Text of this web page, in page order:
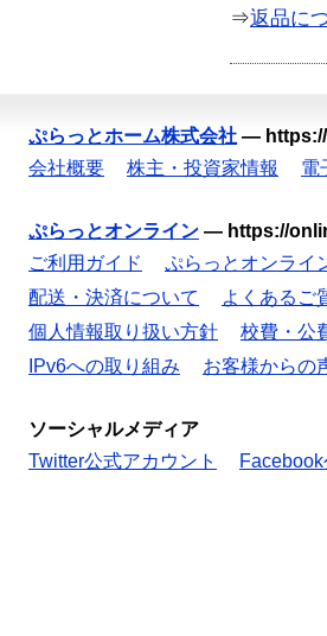
⇒返品に
ぷらっとホーム株式会社 —
会社概要
株主・投資家情報 電
ぷらっとオンライン — https://
ご利用ガイド
ぷらっとオンライ
配送・決済について
よくあるご
個人情報取り扱い方針
校費・公
IPv6への取り組み
お客様からの
ソーシャルメディア
Twitter公式アカウント